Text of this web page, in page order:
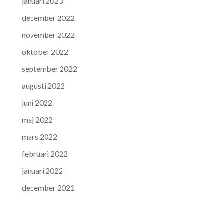
december 2022
november 2022
oktober 2022
september 2022
augusti 2022
juni 2022
maj 2022
mars 2022
februari 2022
januari 2022
december 2021